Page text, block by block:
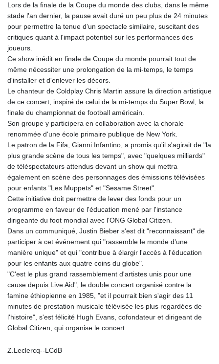
ILS 3.468234
IMP 0.857252
INR 110.076256
IQD 1509.981237
1590322.371805
ISK 142.598215
JEP 0.857252
JMD 183.057725
JOD 0.819746
JPY 182.445186
KES 149.158147
KGS 101.104505
KHR 4681.941823
KMF 492.514185
KRW 1627.677557
KWD 0.356853
KYD 0.960588
KZT 540.233287
LAK 26025.676609
LBP
103223.017367
LKR 386.635196
LRD 208.057415
LSL 18.726567
LTL 3.413768
LVL 0.699335
LYD 7.331909
MAD 10.743067
MDL 20.044751
MGA 4918.938878
Lors de la finale de la Coupe du monde des clubs, dans le même
stade l'an dernier, la pause avait duré un peu plus de 24 minutes
pour permettre la tenue d'un spectacle similaire, suscitant des
critiques quant à l'impact potentiel sur les performances des
joueurs.
Ce show inédit en finale de Coupe du monde pourrait tout de
même nécessiter une prolongation de la mi-temps, le temps
d'installer et d'enlever les décors.
Le chanteur de Coldplay Chris Martin assure la direction artistique
de ce concert, inspiré de celui de la mi-temps du Super Bowl, la
finale du championnat de football américain.
Son groupe y participera en collaboration avec la chorale
renommée d'une école primaire publique de New York.
Le patron de la Fifa, Gianni Infantino, a promis qu'il s'agirait de "la
plus grande scène de tous les temps", avec "quelques milliards"
de téléspectateurs attendus devant un show qui mettra
également en scène des personnages des émissions télévisées
pour enfants "Les Muppets" et "Sesame Street".
Cette initiative doit permettre de lever des fonds pour un
programme en faveur de l'éducation mené par l'instance
dirigeante du foot mondial avec l'ONG Global Citizen.
Dans un communiqué, Justin Bieber s'est dit "reconnaissant" de
participer à cet événement qui "rassemble le monde d'une
manière unique" et qui "contribue à élargir l'accès à l'éducation
pour les enfants aux quatre coins du globe".
"C'est le plus grand rassemblement d'artistes unis pour une
cause depuis Live Aid", le double concert organisé contre la
famine éthiopienne en 1985, "et il pourrait bien s'agir des 11
minutes de prestation musicale télévisée les plus regardées de
l'histoire", s'est félicité Hugh Evans, cofondateur et dirigeant de
Global Citizen, qui organise le concert.
Z.Leclercq--LCdB